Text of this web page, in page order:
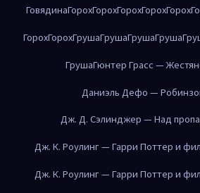
ГовядинаГорохГорохГорохГорохГорох
ГорохГорохГрушаГрушаГрушаГруша
ГрушаГюнтер Грасс —
Даниэль Дефо —
Дж. Д. Сэлинджер — Над
Дж. К. Роулинг — Гарри Поттер и
Дж. К. Роулинг — Гарри Поттер и